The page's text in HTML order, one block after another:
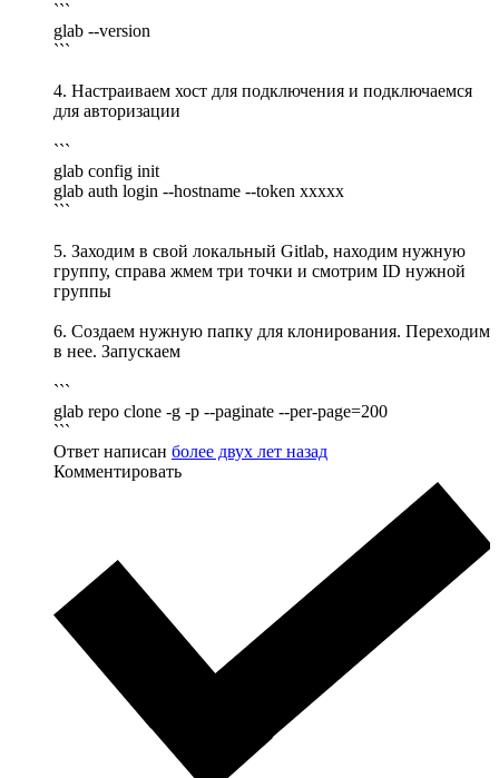
```
glab --version
```
4. Настраиваем хост для подключения и подключаемся
для авторизации
```
glab config init
glab auth login --hostname --token xxxxx
```
5. Заходим в свой локальный Gitlab, находим нужную
группу, справа жмем три точки и смотрим ID нужной
группы
6. Создаем нужную папку для клонирования. Переходим
в нее. Запускаем
```
glab repo clone -g -p --paginate --per-page=200
```
Ответ написан более двух лет назад
Комментировать